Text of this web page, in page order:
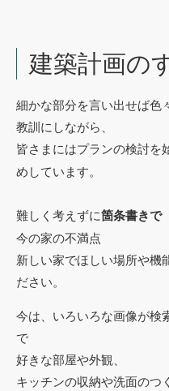
建築計画の
細かな部分を言い出せば色
教訓にしながら、
皆さまにはプランの検討を
めしています。
難しく考えずに箇条書きで
今の家の不満点
新しい家でほしい場所や
ださい。
今は、いろいろな画像が検
で
好きな部屋や外観、
キッチンの収納や洗面のつ